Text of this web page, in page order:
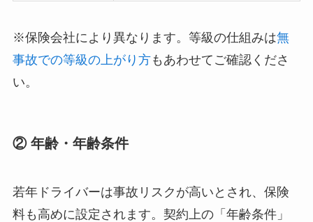
※保険会社により異なります。等級の仕組みは無
事故での等級の上がり方もあわせてご確認くださ
い。
② 年齢・年齢条件
若年ドライバーは事故リスクが高いとされ、保険
料も高めに設定されます。契約上の「年齢条件」